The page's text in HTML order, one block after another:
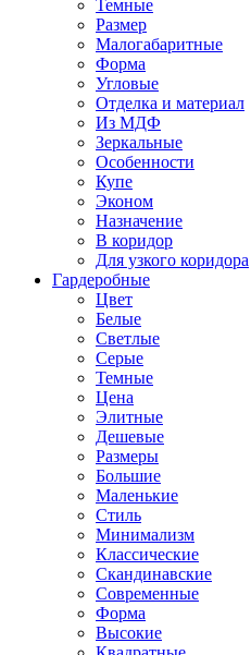
Темные
Размер
Малогабаритные
Форма
Угловые
Отделка и материал
Из МДФ
Зеркальные
Особенности
Купе
Эконом
Назначение
В коридор
Для узкого коридора
Гардеробные
Цвет
Белые
Светлые
Серые
Темные
Цена
Элитные
Дешевые
Размеры
Большие
Маленькие
Стиль
Минимализм
Классические
Скандинавские
Современные
Форма
Высокие